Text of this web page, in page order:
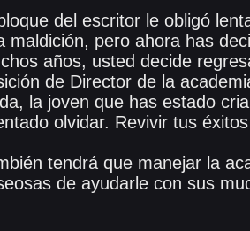
del escritor le obligó
maldición, pero ahora has
años, usted decide
de Director de la
la joven que has estado
olvidar. Revivir tus
tendrá que manejar la
de ayudarle con sus